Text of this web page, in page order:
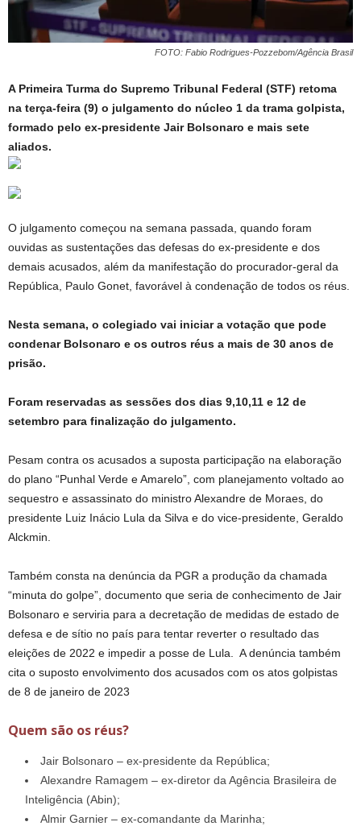
FOTO: Fabio Rodrigues-Pozzebom/Agência Brasil
A Primeira Turma do Supremo Tribunal Federal (STF) retoma
na terça-feira (9) o julgamento do núcleo 1 da trama golpista,
formado pelo ex-presidente Jair Bolsonaro e mais sete
aliados.
O julgamento começou na semana passada, quando foram
ouvidas as sustentações das defesas do ex-presidente e dos
demais acusados, além da manifestação do procurador-geral da
República, Paulo Gonet, favorável à condenação de todos os réus.
Nesta semana, o colegiado vai iniciar a votação que pode
condenar Bolsonaro e os outros réus a mais de 30 anos de
prisão.
Foram reservadas as sessões dos dias 9,10,11 e 12 de
setembro para finalização do julgamento.
Pesam contra os acusados a suposta participação na elaboração
do plano “Punhal Verde e Amarelo”, com planejamento voltado ao
sequestro e assassinato do ministro Alexandre de Moraes, do
presidente Luiz Inácio Lula da Silva e do vice-presidente, Geraldo
Alckmin.
Também consta na denúncia da PGR a produção da chamada
“minuta do golpe”, documento que seria de conhecimento de Jair
Bolsonaro e serviria para a decretação de medidas de estado de
defesa e de sítio no país para tentar reverter o resultado das
eleições de 2022 e impedir a posse de Lula. A denúncia também
cita o suposto envolvimento dos acusados com os atos golpistas
de 8 de janeiro de 2023
Quem são os réus?
Jair Bolsonaro – ex-presidente da República;
Alexandre Ramagem – ex-diretor da Agência Brasileira de
Inteligência (Abin);
Almir Garnier – ex-comandante da Marinha;